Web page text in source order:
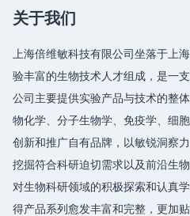
关于我们
上海倍维敏科技有限公司坐落于上
验丰富的生物技术人才组成，是一
公司主要提供实验产品与技术的整
物化学、分子生物学、免疫学、细
创新和推广自有品牌，以敏锐洞察
挖掘符合科研迫切需求以及前沿生
对生物科研领域的积极探索和认真
得产品系列愈发丰富和完整，更加